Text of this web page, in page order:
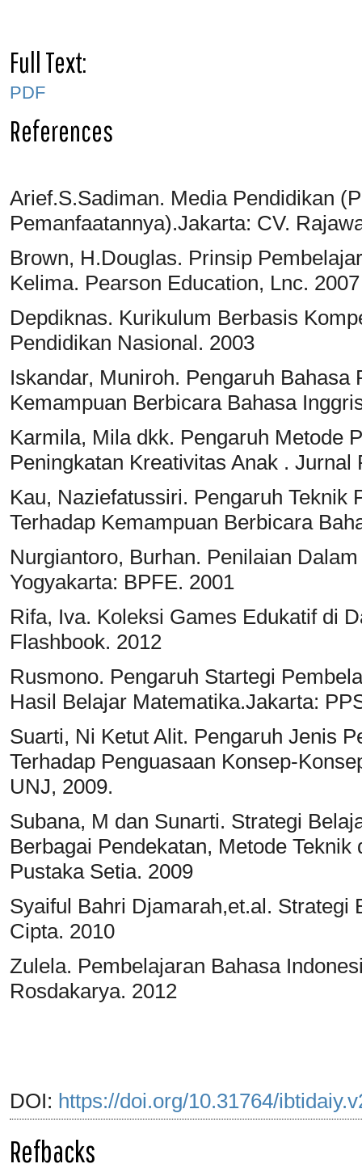
Full Text:
PDF
References
Arief.S.Sadiman. Media Pendidikan
Pemanfaatannya).Jakarta: CV.
Brown, H.Douglas. Prinsip
Kelima. Pearson Education, Lnc. 2007
Depdiknas. Kurikulum Berbasis
Pendidikan Nasional. 2003
Iskandar, Muniroh. Pengaruh
Kemampuan Berbicara Bahasa
Karmila, Mila dkk. Pengaruh Metode
Peningkatan Kreativitas Anak .
Kau, Naziefatussiri. Pengaruh Teknik
Terhadap Kemampuan Berbicara
Nurgiantoro, Burhan. Penilaian
Yogyakarta: BPFE. 2001
Rifa, Iva. Koleksi Games Edukatif di
Flashbook. 2012
Rusmono. Pengaruh Startegi
Hasil Belajar Matematika.Jakarta:
Suarti, Ni Ketut Alit. Pengaruh Jenis
Terhadap Penguasaan Konsep-
UNJ, 2009.
Subana, M dan Sunarti. Strategi
Berbagai Pendekatan, Metode
Pustaka Setia. 2009
Syaiful Bahri Djamarah,et.al. Strategi
Cipta. 2010
Zulela. Pembelajaran Bahasa
Rosdakarya. 2012
DOI: https://doi.org/10.31764/
Refbacks